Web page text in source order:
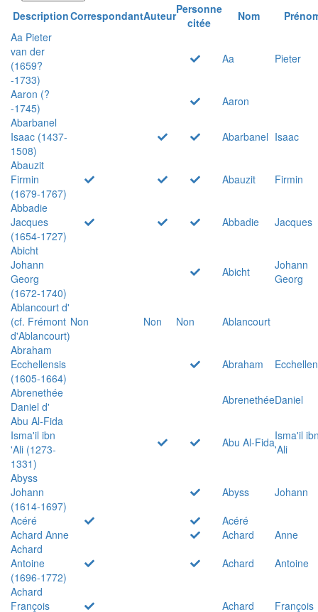
DescriptionCorrespondantAuteurPersonne
citée
Nom
Aa Pieter
van der
(1659?
-1733)
Aa Pieter
Aaron (?
-1745)
Aaron
Abarbanel
Isaac (1437-
1508)
Abarbanel Isaac
Abauzit
Firmin
(1679-1767)
Abauzit
Firmin
Abbadie
Jacques
(1654-1727)
Abbadie
Jacques
Abicht
Johann
Georg
(1672-1740)
Abicht
Johann
Georg
Ablancourt d'
(cf. Frémont
d'Ablancourt)
Non Non Non
Ablancourt
Abraham
Ecchellensis
(1605-1664)
Abraham
Abrenethée
Daniel d'
AbrenethéeDaniel
Abu Al-Fida
Isma'il ibn
'Ali (1273-
1331)
Abu Al-FidaIsma'il
'Ali
Abyss
Johann
(1614-1697)
Abyss
Johann
Acéré
Acéré
Achard Anne
Achard
Anne
Achard
Antoine
(1696-1772)
Achard
Antoine
Achard
François
Achard
François